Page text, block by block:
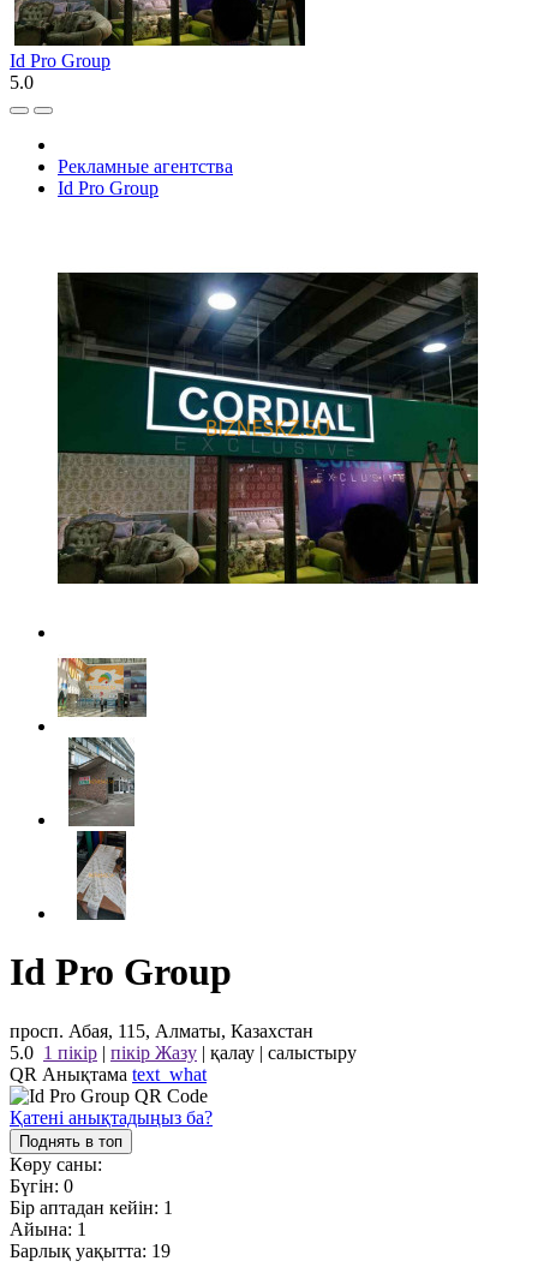
Id Pro Group
5.0
Рекламные агентства
Id Pro Group
Id Pro Group
просп. Абая, 115, Алматы, Казахстан
5.0 1 пікір | пікір Жазу | қалау | салыстыру
QR Анықтама text_what
Қатені анықтадыңыз ба?
Поднять в топ
Көру саны:
Бүгін: 0
Бір аптадан кейін: 1
Айына: 1
Барлық уақытта: 19